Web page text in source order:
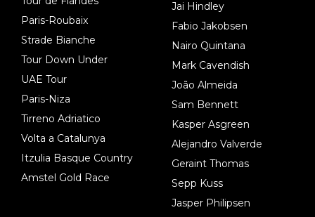
Paris-Roubaix
Strade Bianche
Tour Down Under
UAE Tour
Paris-Niza
Tirreno Adriatico
Volta a Catalunya
Itzulia Basque Country
Amstel Gold Race
Jai Hindley
Fabio Jakobsen
Nairo Quintana
Mark Cavendish
João Almeida
Sam Bennett
Kasper Asgreen
Alejandro Valverde
Geraint Thomas
Sepp Kuss
Jasper Philipsen